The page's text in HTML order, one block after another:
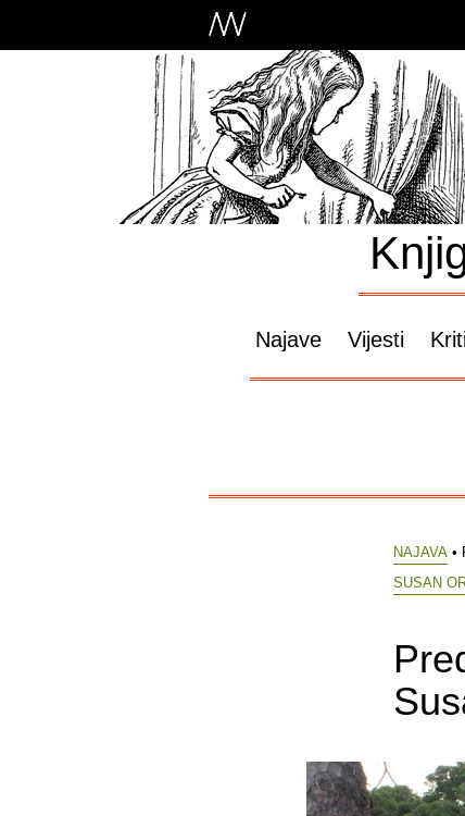
Najave Vijesti
NAJAVA •
SUSAN